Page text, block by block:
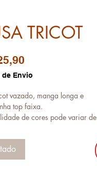
TRICOT
Envio
vazado, manga longa e
top faixa.
de cores pode variar de